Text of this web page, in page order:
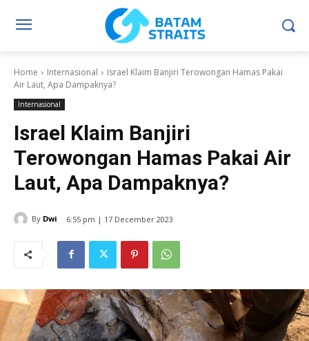
Home Internasional
Israel Klaim Banjiri Terowongan Hamas Pakai
Air Laut, Apa Dampaknya?
Internasional
Israel Klaim Banjiri
Terowongan Hamas Pakai Air
Laut, Apa Dampaknya?
By Dwi 6:55 pm | 17 December 2023